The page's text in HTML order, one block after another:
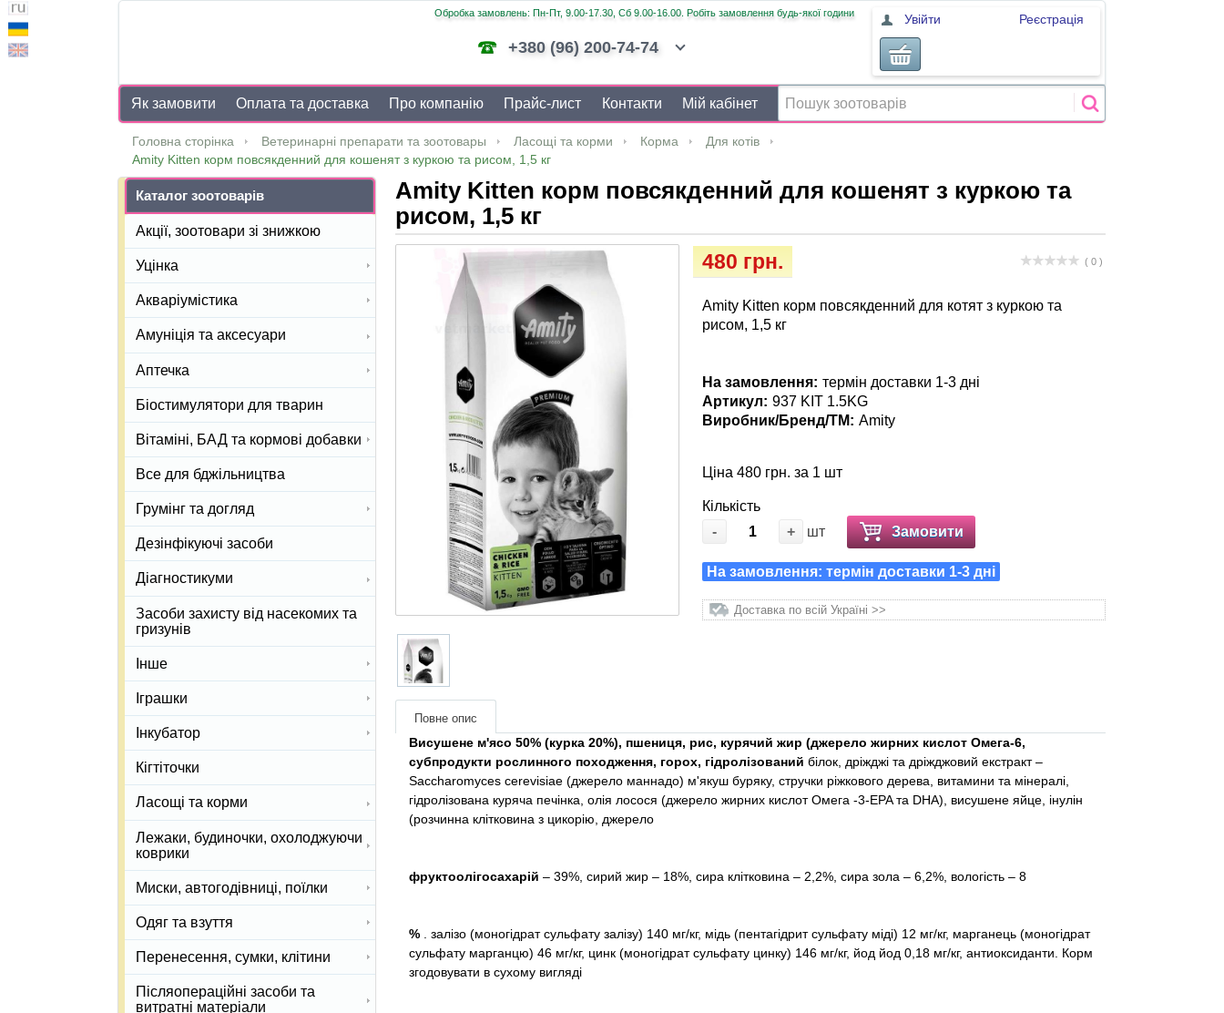
Обробка замовлень: Пн-Пт, 9.00-17.30, Сб 9.00-16.00. Робіть замовлення будь-якої години
+380 (96) 200-74-74
Увійти Реєстрація
Як замовити Оплата та доставка Про компанію Прайс-лист Контакти Мій кабінет
Головна сторінка Ветеринарні препарати та зоотовары Ласощі та корми Корма
Для котів
Amity Kitten корм повсякденний для кошенят з куркою та рисом, 1,5 кг
Amity Kitten корм повсякденний для кошенят з куркою та
рисом, 1,5 кг
( 0 )
480 грн.
Amity Kitten корм повсякденний для котят з куркою та
рисом, 1,5 кг
На замовлення: термін доставки 1-3 дні
Артикул: 937 KIT 1.5KG
Виробник/Бренд/ТМ: Amity
Ціна 480 грн. за 1 шт
Кількість
-
+ шт Замовити
На замовлення: термін доставки 1-3 дні
Доставка по всій Україні >>
Повне опис
Висушене м'ясо 50% (курка 20%), пшениця, рис, курячий жир (джерело жирних кислот Омега-6,
субпродукти рослинного походження, горох, гідролізований білок, дріжджі та дріжджовий екстракт –
Saccharomyces cerevisiae (джерело маннадо) м'якуш буряку, стручки ріжкового дерева, витамини та мінералі,
гідролізована куряча печінка, олія лосося (джерело жирних кислот Омега -3-EPA та DHA), висушене яйце, інулін
(розчинна клітковина з цикорію, джерело
фруктоолігосахарій – 39%, сирий жир – 18%, сира клітковина – 2,2%, сира зола – 6,2%, вологість – 8
%. залізо (моногідрат сульфату залізу) 140 мг/кг, мідь (пентагідрит сульфату міді) 12 мг/кг, марганець (моногідрат
сульфату марганцю) 46 мг/кг, цинк (моногідрат сульфату цинку) 146 мг/кг, йод йод 0,18 мг/кг, антиоксиданти. Корм ​​
згодовувати в сухому вигляді
Каталог зоотоварів
Акції, зоотовари зі знижкою
Уцінка
Акваріумістика
Амуніція та аксесуари
Аптечка
Біостимулятори для тварин
Вітаміні, БАД та кормові добавки
Все для бджільництва
Грумінг та догляд
Дезінфікуючі засоби
Діагностикуми
Засоби захисту від насекомих та
гризунів
Інше
Іграшки
Інкубатор
Кігтіточки
Ласощі та корми
Лежаки, будиночки, охолоджуючи
коврики
Миски, автогодівниці, поїлки
Одяг та взуття
Перенесення, сумки, клітини
Післяопераційні засоби та
витратні матеріали